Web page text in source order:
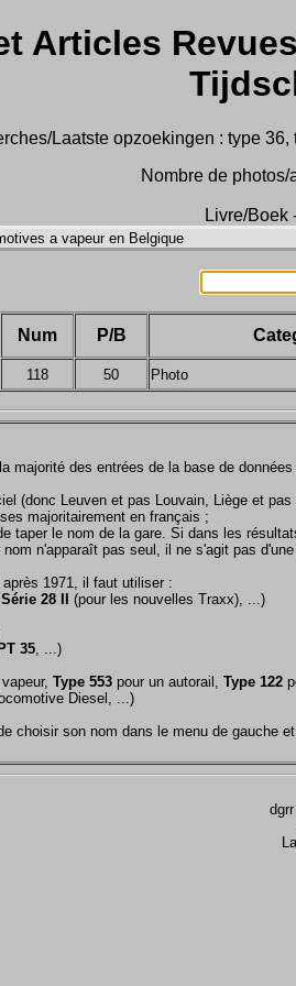
Articles
Laatste opzoekingen : type
Nombre de photos/
Livre/Boek
Num P/B
118 50 Photo
majorité des entrées de la base de
(donc Leuven et pas Louvain, Liège et pas
majoritairement en français ;
taper le nom de la gare. Si dans les
n'apparaît pas seul, il ne s'agit pas
1971, il faut utiliser :
Série 28 II
(pour les nouvelles Traxx), ...)
35 , ...)
Type 553 pour un autorail, Type 122
Diesel, ...)
choisir son nom dans le menu de gauche